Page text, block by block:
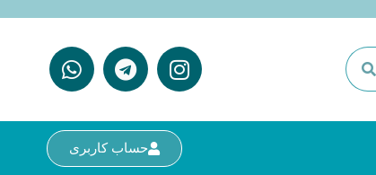
حساب کاربری